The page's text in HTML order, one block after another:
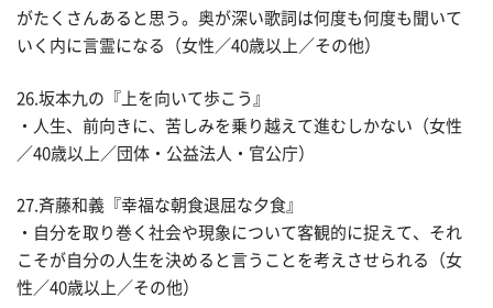
がたくさんあると思う。奥が深い歌詞は何度も何度も聞いて
いく内に言霊になる（女性／40歳以上／その他）
26.坂本九の『上を向いて歩こう』
・人生、前向きに、苦しみを乗り越えて進むしかない（女性
／40歳以上／団体・公益法人・官公庁）
27.斉藤和義『幸福な朝食退屈な夕食』
・自分を取り巻く社会や現象について客観的に捉えて、それ
こそが自分の人生を決めると言うことを考えさせられる（女
性／40歳以上／その他）